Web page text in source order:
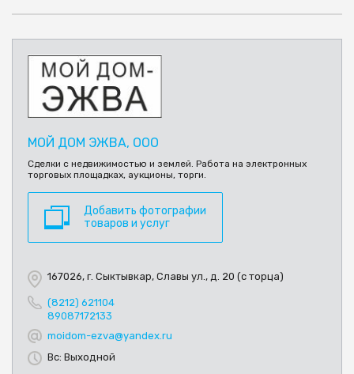
МОЙ ДОМ ЭЖВА, ООО
Сделки с недвижимостью и землей. Работа на электронных
торговых площадках, аукционы, торги.
Добавить фотографии
товаров и услуг
167026, г. Сыктывкар, Славы ул., д. 20 (с торца)
(8212) 621104
89087172133
moidom-ezva@yandex.ru
Вс: Выходной